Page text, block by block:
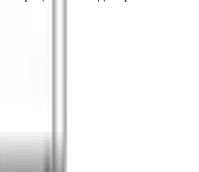
Чистка и уход